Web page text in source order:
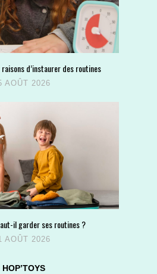
d’instaurer des routines
AOÛT 2026
il garder ses routines ?
AOÛT 2026
HOP’TOYS